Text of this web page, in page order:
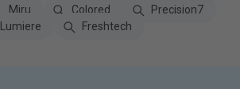
Miru Colored
Precision7
Lumiere Freshtech